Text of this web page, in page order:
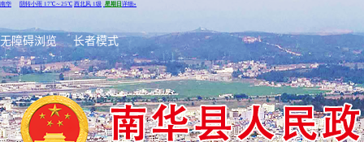
无障碍浏览 长者模式